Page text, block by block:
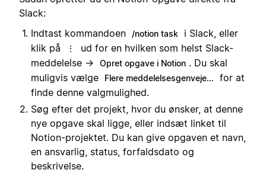
Slack:
Indtast kommandoen
/notion task
i Slack, eller
klik på
⋮
ud for en hvilken som helst Slack-
meddelelse →
Opret opgave i Notion . Du skal
muligvis vælge
Flere meddelelsesgenveje...
for at
finde denne valgmulighed.
Søg efter det projekt, hvor du ønsker, at denne
nye opgave skal ligge, eller indsæt linket til
Notion-projektet. Du kan give opgaven et navn,
en ansvarlig, status, forfaldsdato og
beskrivelse.